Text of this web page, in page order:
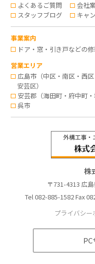
よくあるご質問
会社
スタッフブログ
キャ
事業案内
ドア・窓・引き戸などの
営業エリア
広島市（中区・南区・西
安芸区）
安芸郡（海田町・府中町・
呉市
株
〒731-4313 広
Tel082-885-1582Fax
プライバシー